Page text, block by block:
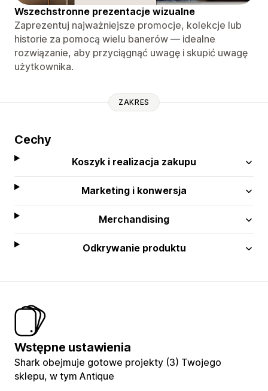
Wszechstronne prezentacje wizualne
Zaprezentuj najważniejsze promocje, kolekcje lub
historie za pomocą wielu banerów — idealne
rozwiązanie, aby przyciągnąć uwagę i skupić uwagę
użytkownika.
ZAKRES
Cechy
Koszyk i realizacja zakupu
Marketing i konwersja
Merchandising
Odkrywanie produktu
Wstępne ustawienia
Shark obejmuje gotowe projekty (3) Twojego
sklepu, w tym Antique